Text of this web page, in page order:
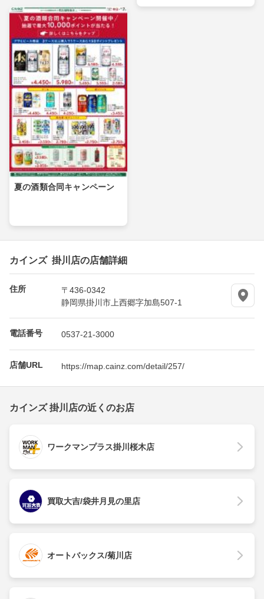
夏の酒類合同キャンペーン
カインズ 掛川店の店舗詳細
住所
〒436-0342
静岡県掛川市上西郷字加島507-1
電話番号 0537-21-3000
店舗URL https://map.cainz.com/detail/257/
カインズ 掛川店の近くのお店
ワークマンプラス掛川桜木店
買取大吉/袋井月見の里店
オートバックス/菊川店